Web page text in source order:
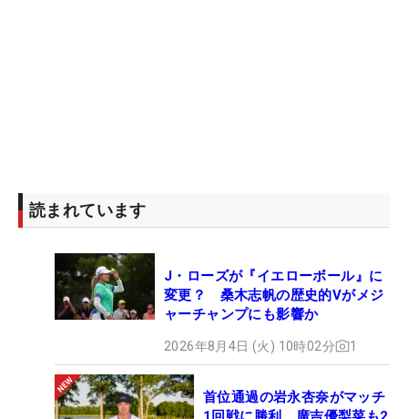
5W：スリクソン ZXi（18°/藤倉コンポジット ベン
タスTRブルー6S）
3～5UT：テーラーメイド Qi35 MAX（20,23,27°/藤
倉コンポジット ベンタスブルーHB 7S）
6I～PW：スリクソン ZXi5（藤倉コンポジット MCI
50,54,58°：タイトリスト ボーケイSM10（日本シャ
フト N.S.PRO 950GH neo S）
PT：ピン アンサー プロトタイプ
読まれています
J・ローズが『イエローボール』に
変更？ 桑木志帆の歴史的Vがメジ
ャーチャンプにも影響か
2026年8月4日 (火) 10時02分 1
首位通過の岩永杏奈がマッチ